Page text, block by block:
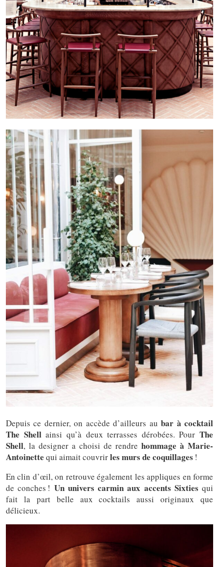
Depuis ce dernier, on accède d’ailleurs aubar à cocktail
The Shellainsi qu’à deux terrasses dérobées.Pour The
Shell, la designer a choisi de rendre hommage à Marie-
Antoinette qui aimait couvrirles murs de coquillages !
En clin d’œil, on retrouve également les appliques en forme
de conches ! Un univers carmin aux accents Sixties qui
fait la part belle aux cocktails aussi originaux que
délicieux.